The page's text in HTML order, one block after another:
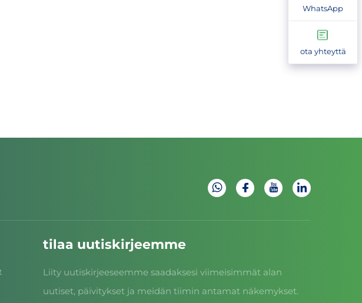
WhatsApp
ota yhteyttä
tilaa uutiskirjeemme
Liity uutiskirjeeseemme saadaksesi viimeisimmät alan
uutiset, päivitykset ja meidän tiimin antamat näkemykset.